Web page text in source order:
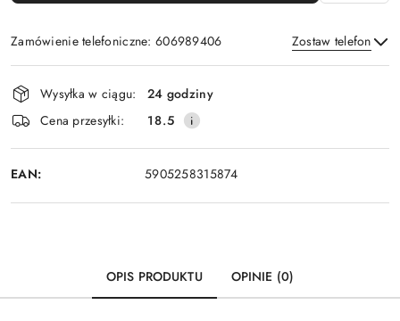
Zamówienie telefoniczne: 606989406 Zostaw telefon
Wyślij
Dostępność
i
dostawa
Wysyłka w ciągu:
24 godziny
Cena przesyłki:
18.5
EAN: 5905258315874
OPIS PRODUKTU OPINIE (0)